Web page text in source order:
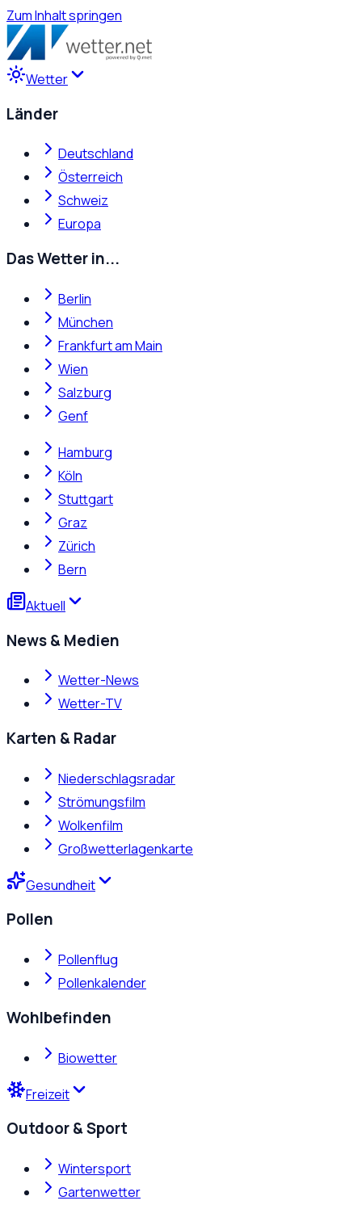
Zum Inhalt springen
Wetter
Länder
Deutschland
Österreich
Schweiz
Europa
Das Wetter in...
Berlin
München
Frankfurt am Main
Wien
Salzburg
Genf
Hamburg
Köln
Stuttgart
Graz
Zürich
Bern
Aktuell
News & Medien
Wetter-News
Wetter-TV
Karten & Radar
Niederschlagsradar
Strömungsfilm
Wolkenfilm
Großwetterlagenkarte
Gesundheit
Pollen
Pollenflug
Pollenkalender
Wohlbefinden
Biowetter
Freizeit
Outdoor & Sport
Wintersport
Gartenwetter